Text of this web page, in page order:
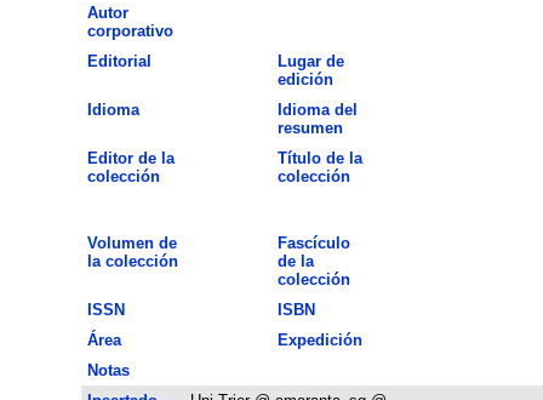
Autor
corporativo
Editorial
Lugar de
edición
Idioma
Idioma del
resumen
Editor de la
colección
Título de la
colección
Volumen de
la colección
Fascículo
de la
colección
ISSN
ISBN
Área
Expedición
Notas